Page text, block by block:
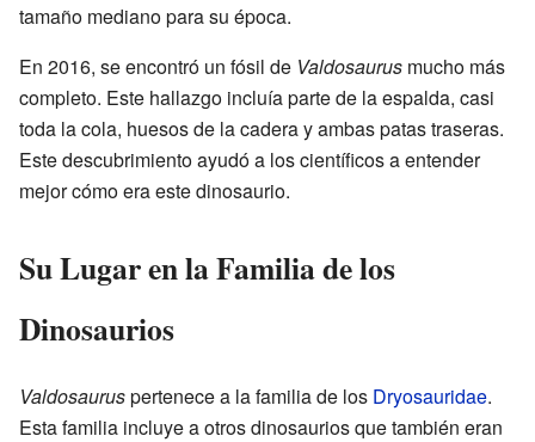
tamaño mediano para su época.
En 2016, se encontró un fósil de Valdosaurus mucho más
completo. Este hallazgo incluía parte de la espalda, casi
toda la cola, huesos de la cadera y ambas patas traseras.
Este descubrimiento ayudó a los científicos a entender
mejor cómo era este dinosaurio.
Su Lugar en la Familia de los
Dinosaurios
Valdosauruspertenece a la familia de los Dryosauridae.
Esta familia incluye a otros dinosaurios que también eran